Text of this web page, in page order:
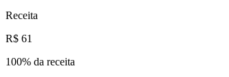
Receita
R$ 61
100% da receita